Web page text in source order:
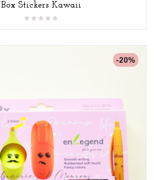
base
Box Stickers Kawaii
-20%